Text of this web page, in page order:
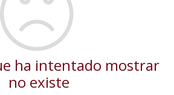
ha intentado mostrar
no existe